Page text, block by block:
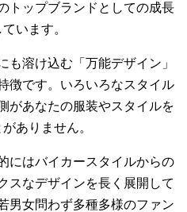
トップブランドとしての成長
います。
も溶け込む「万能デザイン」
徴です。いろいろなスタイル
があなたの服装やスタイルを
ありません。
にはバイカースタイルからの
スなデザインを長く展開して
男女問わず多種多様のファン